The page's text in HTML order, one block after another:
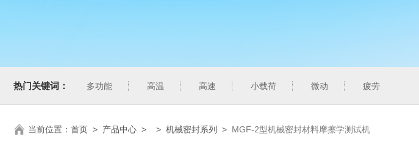
热门关键词： 多功能 高温 高速 小载荷 微动 疲劳
当前位置： 首页 > 产品中心 > > 机械密封系列 > MGF-2型机械密封材料摩擦学测试机